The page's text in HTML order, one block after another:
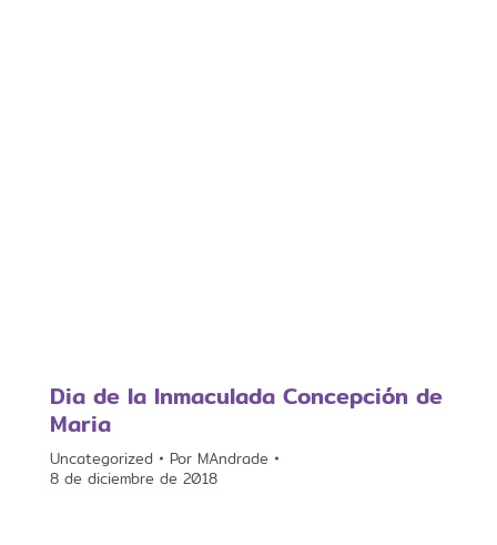
Dia de la Inmaculada Concepción de
Maria
Uncategorized Por MAndrade
8 de diciembre de 2018